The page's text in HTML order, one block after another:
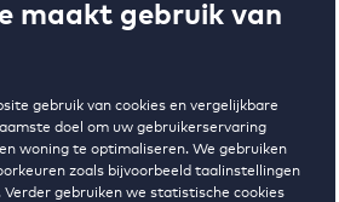
maakt gebruik van
gebruik van cookies en vergelijkbare
doel om uw gebruikerservaring
woning te optimaliseren. We gebruiken
zoals bijvoorbeeld taalinstellingen
gebruiken we statistische cookies
rijsenburg